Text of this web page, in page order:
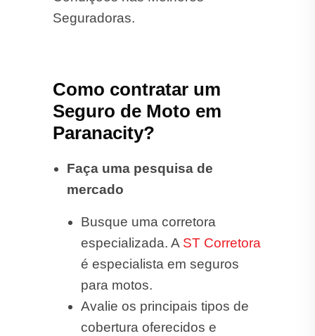
Seguradoras.
Como contratar um
Seguro de Moto em
Paranacity?
Faça uma pesquisa de
mercado
Busque uma corretora
especializada. A ST Corretora
é especialista em seguros
para motos.
Avalie os principais tipos de
cobertura oferecidos e